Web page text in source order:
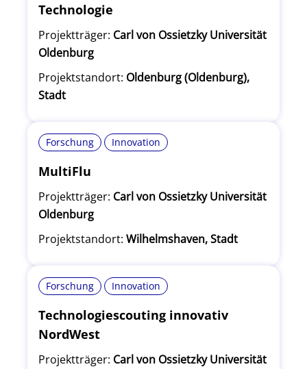
Technologie
Projektträger: Carl von Ossietzky Universität
Oldenburg
Projektstandort: Oldenburg (Oldenburg),
Stadt
Forschung Innovation
MultiFlu
Projektträger: Carl von Ossietzky Universität
Oldenburg
Projektstandort: Wilhelmshaven, Stadt
Forschung Innovation
Technologiescouting innovativ
NordWest
Projektträger: Carl von Ossietzky Universität